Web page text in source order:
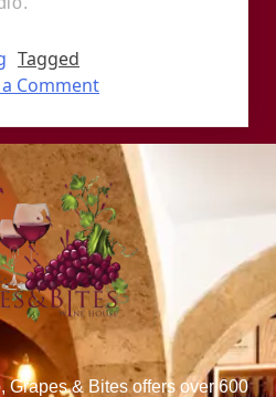
Tagged
a Comment
Grapes & Bites offers over 600